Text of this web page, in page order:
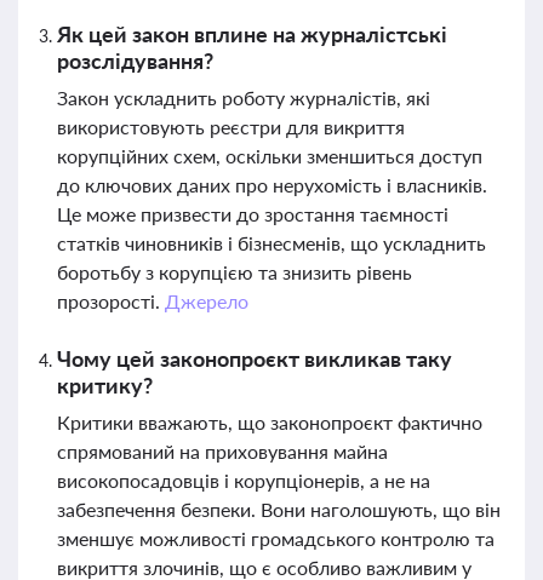
Як цей закон вплине на журналістські
розслідування?
Закон ускладнить роботу журналістів, які
використовують реєстри для викриття
корупційних схем, оскільки зменшиться доступ
до ключових даних про нерухомість і власників.
Це може призвести до зростання таємності
статків чиновників і бізнесменів, що ускладнить
боротьбу з корупцією та знизить рівень
прозорості. Джерело
Чому цей законопроєкт викликав таку
критику?
Критики вважають, що законопроєкт фактично
спрямований на приховування майна
високопосадовців і корупціонерів, а не на
забезпечення безпеки. Вони наголошують, що він
зменшує можливості громадського контролю та
викриття злочинів, що є особливо важливим у